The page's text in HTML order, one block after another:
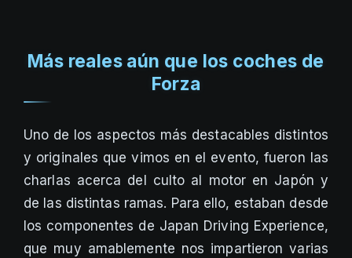
Más reales aún que los coches de
Forza
Uno de los aspectos más destacables distintos
y originales que vimos en el evento, fueron las
charlas acerca del culto al motor en Japón y
de las distintas ramas. Para ello, estaban desde
los componentes de Japan Driving Experience,
que muy amablemente nos impartieron varias